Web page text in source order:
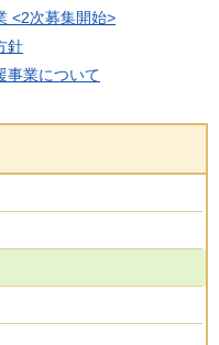
<2次募集開始>
針
事業について